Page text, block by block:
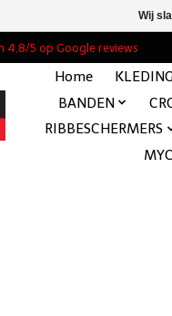
4,8/5 op Google reviews
Home
BANDEN
RIBBESCHERMERS
Wij